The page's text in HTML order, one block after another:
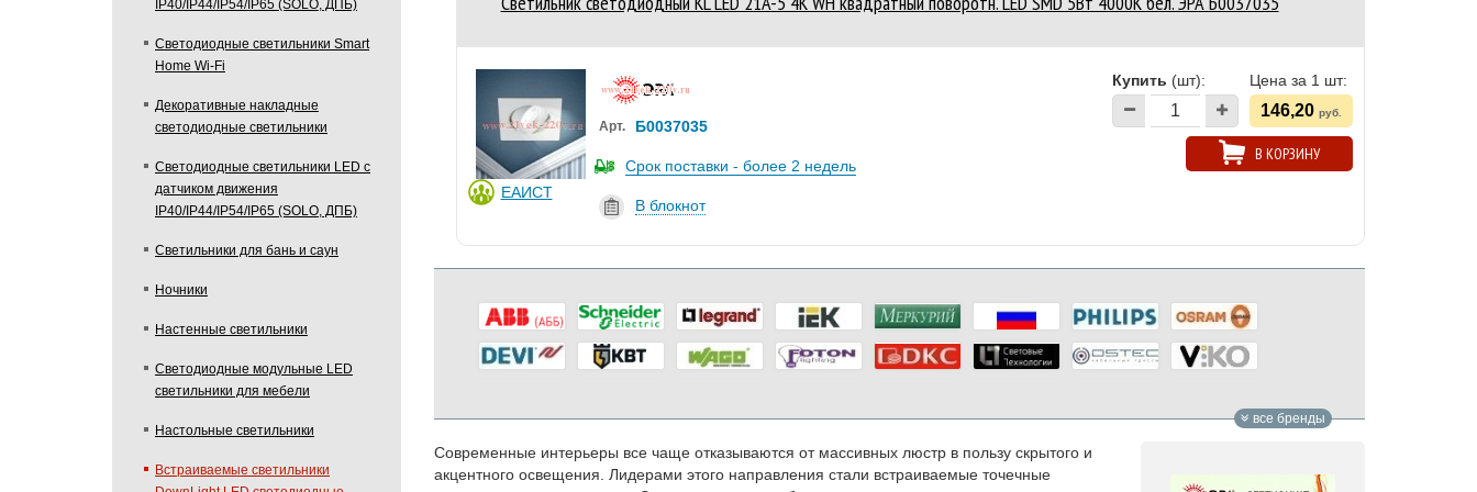
IP40/IP44/IP54/IP65 (SOLO, ДПБ)
Светодиодные светильники Smart
Home Wi-Fi
Декоративные накладные
светодиодные светильники
Светодиодные светильники LED с
датчиком движения
IP40/IP44/IP54/IP65 (SOLO, ДПБ)
Светильники для бань и саун
Ночники
Настенные светильники
Светодиодные модульные LED
светильники для мебели
Настольные светильники
Встраиваемые светильники
ЕАИСТ
Арт. Б0037035
Срок поставки - более 2 недель
В блокнот
Купить (шт): Цена за 1 шт:
146,20 руб.
В КОРЗИНУ
все бренды
Современные интерьеры все чаще отказываются от массивных люстр в пользу скрытого и
акцентного освещения. Лидерами этого направления стали встраиваемые точечные